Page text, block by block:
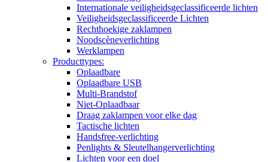
Internationale veiligheidsgeclassificeerde lichten
Veiligheidsgeclassificeerde Lichten
Rechthoekige zaklampen
Noodscèneverlichting
Werklampen
Producttypes:
Oplaadbare
Oplaadbare USB
Multi-Brandstof
Niet-Oplaadbaar
Draag zaklampen voor elke dag
Tactische lichten
Handsfree-verlichting
Penlights & Sleutelhangerverlichting
Lichten voor een doel